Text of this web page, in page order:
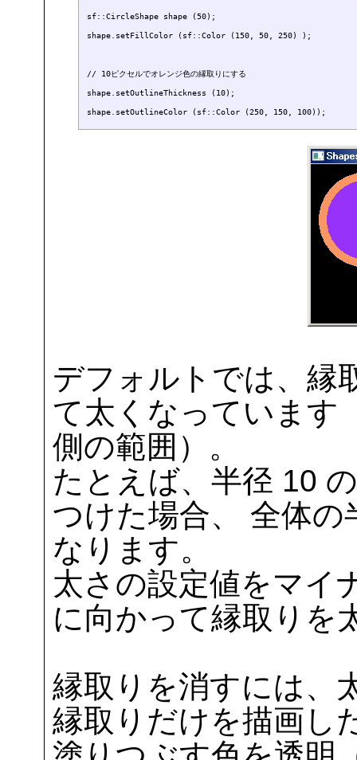
sf::CircleShape shape (50);
shape.setFillColor (sf::Color (150, 50, 250) );
// 10ピクセルでオレンジ色の縁取りにする
shape.setOutlineThickness (10);
デフォルトでは、縁
て太くなっています
側の範囲）。
たとえば、半径 10
つけた場合、 全体
なります。
太さの設定値をマイ
に向かって縁取りを
縁取りを消すには、
縁取りだけを描画し